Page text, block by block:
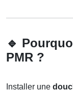
🔹
PMR ?
Installer une